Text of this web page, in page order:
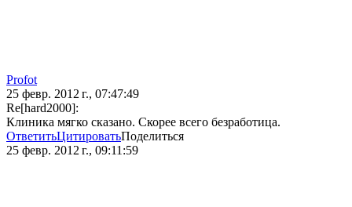
Profot
25 февр. 2012 г., 07:47:49
Re[hard2000]:
Клиника мягко сказано. Скорее всего безработица.
ОтветитьЦитироватьПоделиться
25 февр. 2012 г., 09:11:59